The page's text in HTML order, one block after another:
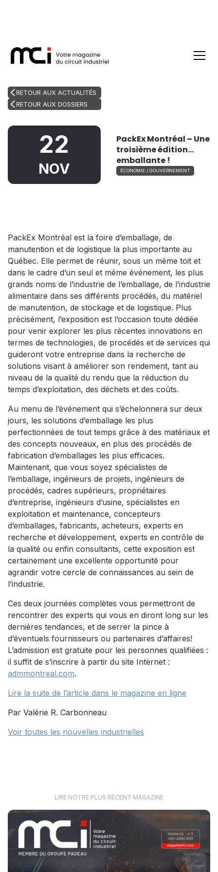
RETOUR AUX ACTUALITÉS
RETOUR AUX DOSSIERS
22
NOV
PackEx Montréal – Une
troisième édition…
emballante !
ÉCONOMIE / GOUVERNEMENT
PackEx Montréal est la foire d’emballage, de
manutention et de logistique la plus importante au
Québec. Elle permet de réunir, sous un même toit et
dans le cadre d’un seul et même événement, les plus
grands noms de l’industrie de l’emballage, de l’industrie
alimentaire dans ses différents procédés, du matériel
de manutention, de stockage et de logistique. Plus
précisément, l’exposition est l’occasion toute dédiée
pour venir explorer les plus récentes innovations en
termes de technologies, de procédés et de services qui
guideront votre entreprise dans la recherche de
solutions visant à améliorer son rendement, tant au
niveau de la qualité du rendu que la réduction du
temps d’exploitation, des déchets et des coûts.
Au menu de l’événement qui s’échelonnera sur deux
jours, les solutions d’emballage les plus
perfectionnées de tout temps grâce à des matériaux et
des concepts nouveaux, en plus des procédés de
fabrication d’emballages les plus efficaces.
Maintenant, que vous soyez spécialistes de
l’emballage, ingénieurs de projets, ingénieurs de
procédés, cadres supérieurs, propriétaires
d’entreprise, ingénieurs d’usine, spécialistes en
exploitation et maintenance, concepteurs
d’emballages, fabricants, acheteurs, experts en
recherche et développement, experts en contrôle de
la qualité ou enfin consultants, cette exposition est
certainement une excellente opportunité pour
agrandir votre cercle de connaissances au sein de
l’industrie.
Ces deux journées complètes vous permettront de
rencontrer des experts qui vous en diront long sur les
dernières tendances, et de serrer la pince à
d’éventuels fournisseurs ou partenaires d’affaires!
L’admission est gratuite pour les personnes qualifiées :
il suffit de s’inscrire à partir du site Internet :
admmontreal.com.
Lire la suite de l’article dans le magazine en ligne
Par Valérie R. Carbonneau
Voir toutes les nouvelles industrielles
LIRE NOTRE PLUS RÉCENT MAGAZINE